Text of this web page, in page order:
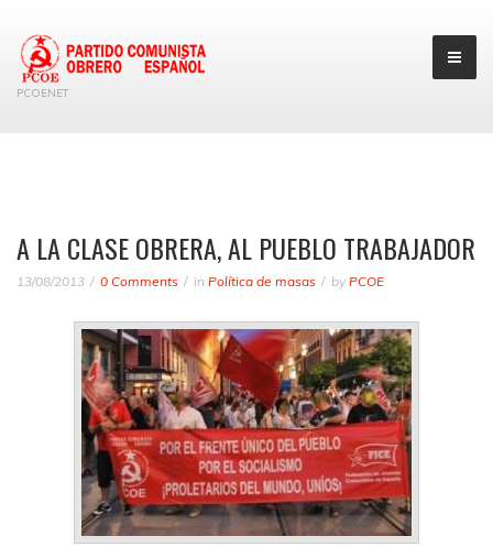
PCOENET
A LA CLASE OBRERA, AL PUEBLO TRABAJADOR
13/08/2013 0 Comments in Política de masas by PCOE